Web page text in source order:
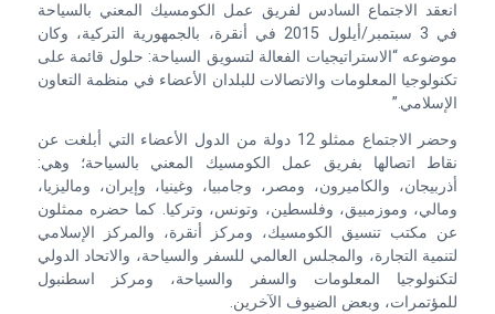
انعقد الاجتماع السادس لفريق عمل الكومسيك المعني بالسياحة
في 3 سبتمبر/أيلول 2015 في أنقرة، بالجمهورية التركية، وكان
موضوعه “الاستراتيجيات الفعالة لتسويق السياحة: حلول قائمة على
تكنولوجيا المعلومات والاتصالات للبلدان الأعضاء في منظمة التعاون
الإسلامي.”
وحضر الاجتماع ممثلو 12 دولة من الدول الأعضاء التي أبلغت عن
نقاط اتصالها بفريق عمل الكومسيك المعني بالسياحة؛ وهي:
أذربيجان، والكاميرون، ومصر، وجامبيا، وغينيا، وإيران، وماليزيا،
ومالي، وموزمبيق، وفلسطين، وتونس، وتركيا. كما حضره ممثلون
عن مكتب تنسيق الكومسيك، ومركز أنقرة، والمركز الإسلامي
لتنمية التجارة، والمجلس العالمي للسفر والسياحة، والاتحاد الدولي
لتكنولوجيا المعلومات والسفر والسياحة، ومركز اسطنبول
للمؤتمرات، وبعض الضيوف الآخرين.